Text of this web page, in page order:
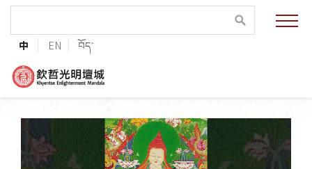
中 EN བོད་
緣起與願景
法王與上師的祝福
護持協會
培植福田